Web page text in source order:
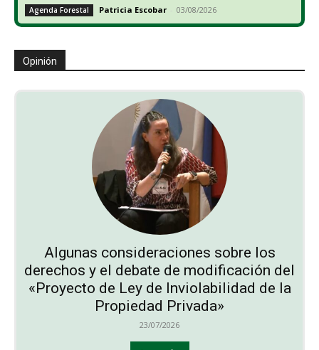
Agenda Forestal Patricia Escobar - 03/08/2026
Opinión
Algunas consideraciones sobre los
derechos y el debate de modificación del
«Proyecto de Ley de Inviolabilidad de la
Propiedad Privada»
23/07/2026